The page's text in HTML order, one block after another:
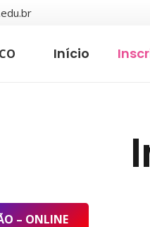
Início
– ONLINE